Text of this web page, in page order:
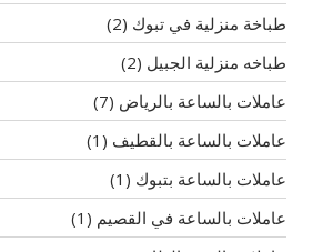
طباخة منزلية في تبوك (2)
طباخه منزلية الجبيل (2)
عاملات بالساعة بالرياض (7)
عاملات بالساعة بالقطيف (1)
عاملات بالساعة بتبوك (1)
عاملات بالساعة في القصيم (1)